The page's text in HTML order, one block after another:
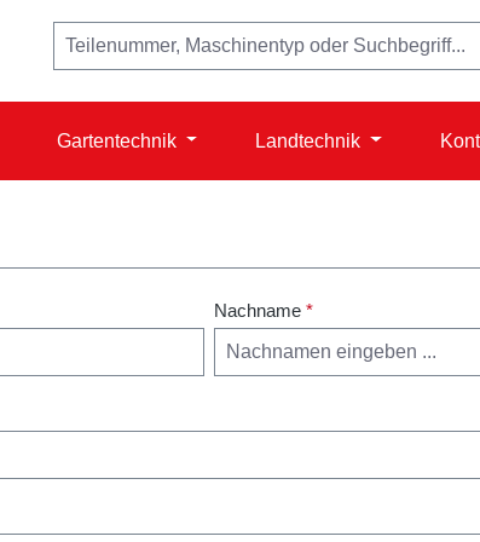
Gartentechnik Landtechnik
Nachname *